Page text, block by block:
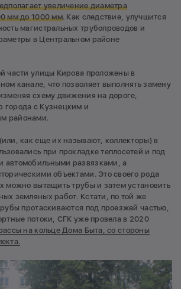
увеличение диаметра
мм до 1000 мм. Как следствие, улучшится
магистральных трубопроводов и
в Центральном районе
части улицы Кирова проложены в
канале, что позволяет выполнять замену
схему движения на дороге,
с Кузнецким и
районами.
как еще их называют, коллекторы) в
при прокладке теплосетей и под
автомобильными развязками, а
объектами. Это своего рода
можно вытащить трубы и затем установить
земляных работ. Кстати, по той же
протаскиваются под проезжей частью,
потоки, СГК уже провела в 2020
на кольце Дома Быта, со стороны